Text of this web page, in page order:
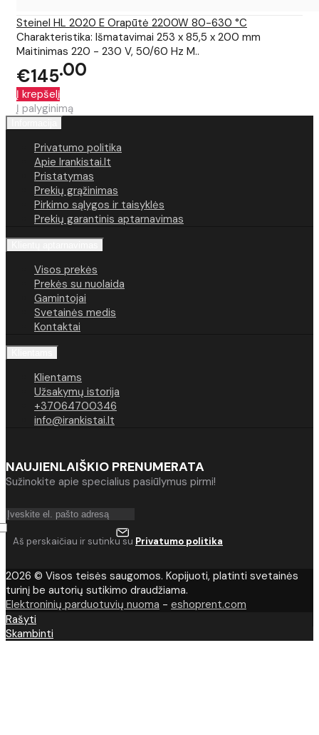
Steinel HL 2020 E Orapūtė 2200W 80-630 °C
Charakteristika: Išmatavimai 253 x 85,5 x 200 mm
Maitinimas 220 - 230 V, 50/60 Hz M..
€14500
Į krepšelį
Į palyginimą
Privatumo politika
Apie Irankistai.lt
Pristatymas
Prekių grąžinimas
Pirkimo sąlygos ir taisyklės
Prekių garantinis aptarnavimas
Visos prekės
Prekės su nuolaida
Gamintojai
Svetainės medis
Kontaktai
Klientams
Užsakymų istorija
+37064700346
info@irankistai.lt
NAUJIENLAIŠKIO PRENUMERATA
Sužinokite apie specialius pasiūlymus pirmi!
Aš perskaičiau ir sutinku su Privatumo politika
2026 © Visos teisės saugomos. Kopijuoti, platinti svetainės
turinį be autorių sutikimo draudžiama.
Elektroninių parduotuvių nuoma - eshoprent.com
Rašyti
Skambinti